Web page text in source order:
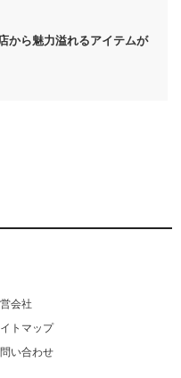
から魅力溢れるアイテムが
会社
トマップ
い合わせ